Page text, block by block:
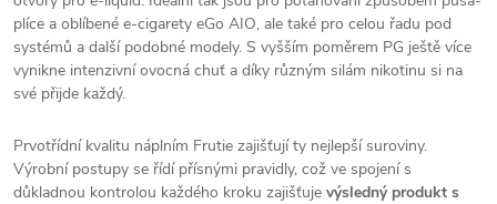
plíce a oblíbené e-cigarety eGo AIO, ale také pro celou řadu pod
systémů a další podobné modely. S vyšším poměrem PG ještě více
vynikne intenzivní ovocná chuť a díky různým silám nikotinu si na
své přijde každý.
Prvotřídní kvalitu náplním Frutie zajišťují ty nejlepší suroviny.
Výrobní postupy se řídí přísnými pravidly, což ve spojení s
důkladnou kontrolou každého kroku zajišťuje výsledný produkt s